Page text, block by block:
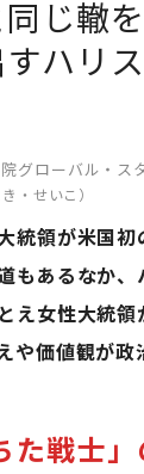
同じ轍
ハリ
グローバル・ス
・せいこ）
統領が米国
もあるなか
え女性大統
や価値観が政
た戦士